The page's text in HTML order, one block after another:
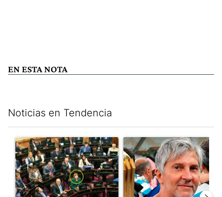
EN ESTA NOTA
Noticias en Tendencia
Un artículo de tendencia con el título "La Rosada busca
Un artículo de tendencia con